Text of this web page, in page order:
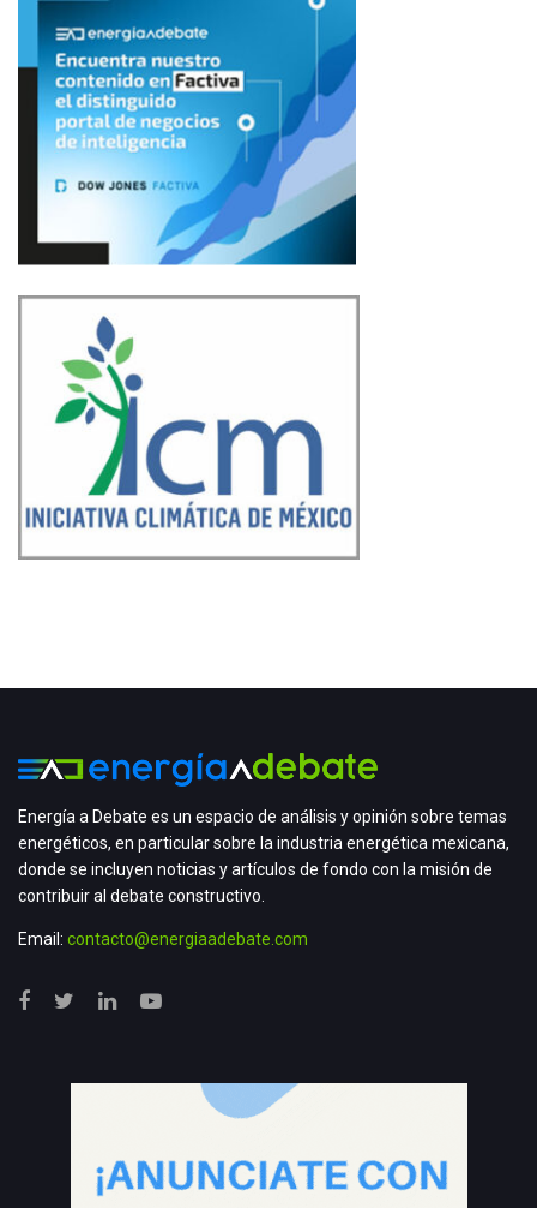
Energía a Debate es un espacio de análisis y opinión sobre temas
energéticos, en particular sobre la industria energética mexicana,
donde se incluyen noticias y artículos de fondo con la misión de
contribuir al debate constructivo.
Email: contacto@energiaadebate.com